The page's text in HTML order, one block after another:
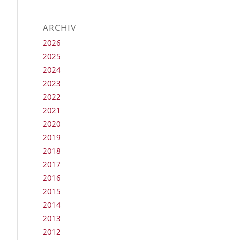
ARCHIV
2026
2025
2024
2023
2022
2021
2020
2019
2018
2017
2016
2015
2014
2013
2012